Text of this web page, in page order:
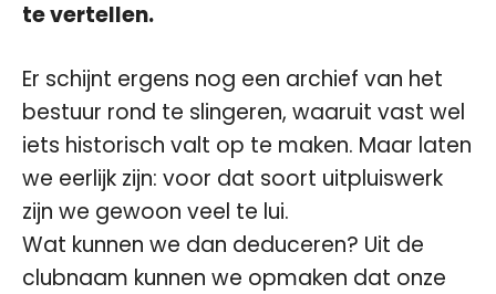
te vertellen.
Er schijnt ergens nog een archief van het
bestuur rond te slingeren, waaruit vast wel
iets historisch valt op te maken. Maar laten
we eerlijk zijn: voor dat soort uitpluiswerk
zijn we gewoon veel te lui.
Wat kunnen we dan deduceren? Uit de
clubnaam kunnen we opmaken dat onze